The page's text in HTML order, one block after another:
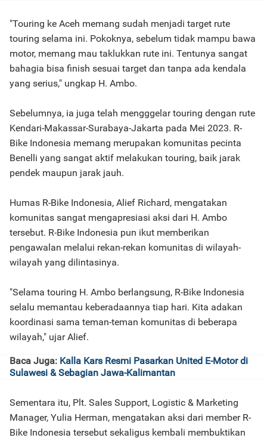
"Touring ke Aceh memang sudah menjadi target rute
touring selama ini. Pokoknya, sebelum tidak mampu bawa
motor, memang mau taklukkan rute ini. Tentunya sangat
bahagia bisa finish sesuai target dan tanpa ada kendala
yang serius," ungkap H. Ambo.
Sebelumnya, ia juga telah mengggelar touring dengan rute
Kendari-Makassar-Surabaya-Jakarta pada Mei 2023. R-
Bike Indonesia memang merupakan komunitas pecinta
Benelli yang sangat aktif melakukan touring, baik jarak
pendek maupun jarak jauh.
Humas R-Bike Indonesia, Alief Richard, mengatakan
komunitas sangat mengapresiasi aksi dari H. Ambo
tersebut. R-Bike Indonesia pun ikut memberikan
pengawalan melalui rekan-rekan komunitas di wilayah-
wilayah yang dilintasinya.
"Selama touring H. Ambo berlangsung, R-Bike Indonesia
selalu memantau keberadaannya tiap hari. Kita adakan
koordinasi sama teman-teman komunitas di beberapa
wilayah," ujar Alief.
Baca Juga: Kalla Kars Resmi Pasarkan United E-Motor di
Sulawesi & Sebagian Jawa-Kalimantan
Sementara itu, Plt. Sales Support, Logistic & Marketing
Manager, Yulia Herman, mengatakan aksi dari member R-
Bike Indonesia tersebut sekaligus kembali membuktikan